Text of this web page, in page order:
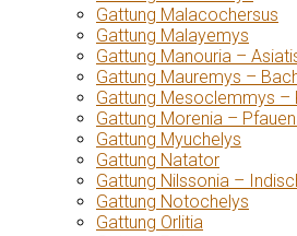
Gattung Malacochersus
Gattung Malayemys
Gattung Manouria –
Gattung Mauremys –
Gattung Mesoclemmys
Gattung Morenia –
Gattung Myuchelys
Gattung Natator
Gattung Nilssonia –
Gattung Notochelys
Gattung Orlitia